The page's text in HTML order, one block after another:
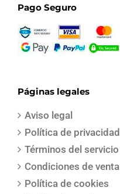
Pago Seguro
Páginas legales
Aviso legal
Política de privacidad
Términos del servicio
Condiciones de venta
Política de cookies